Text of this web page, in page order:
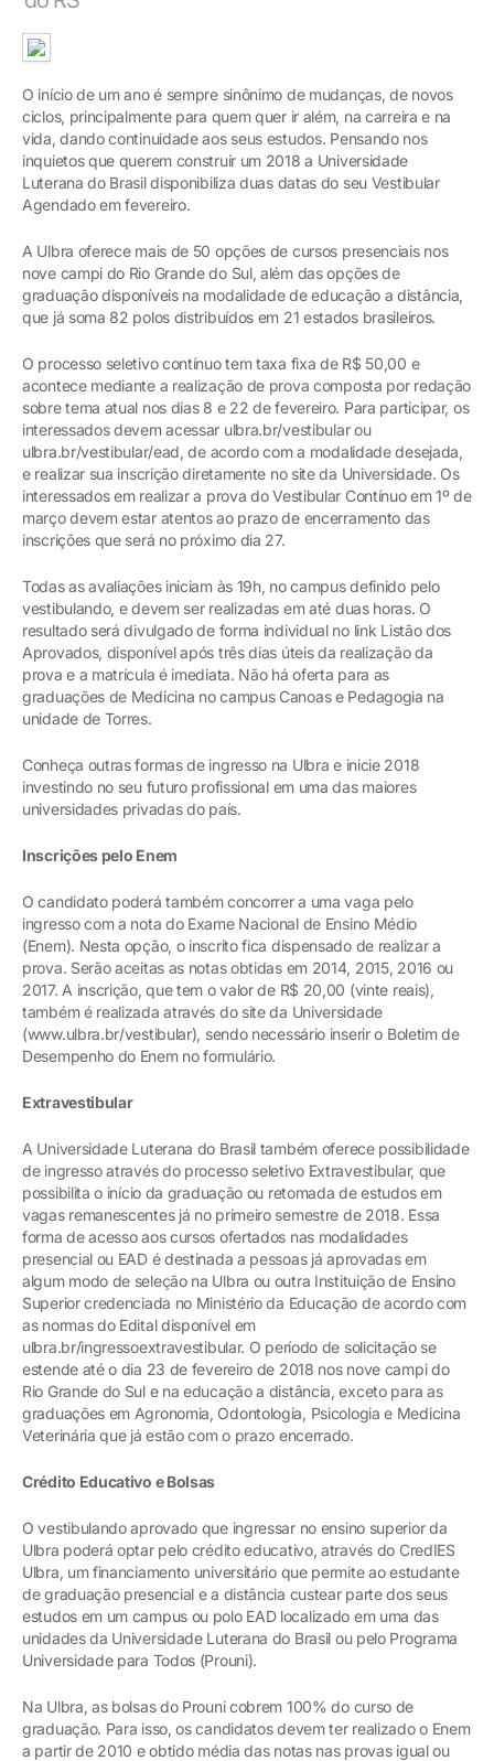
O início de um ano é sempre sinônimo de mudanças, de novos
ciclos, principalmente para quem quer ir além, na carreira e na
vida, dando continuidade aos seus estudos. Pensando nos
inquietos que querem construir um 2018 a Universidade
Luterana do Brasil disponibiliza duas datas do seu Vestibular
Agendado em fevereiro.
A Ulbra oferece mais de 50 opções de cursos presenciais nos
nove campi do Rio Grande do Sul, além das opções de
graduação disponíveis na modalidade de educação a distância,
que já soma 82 polos distribuídos em 21 estados brasileiros.
O processo seletivo contínuo tem taxa fixa de R$ 50,00 e
acontece mediante a realização de prova composta por redação
sobre tema atual nos dias 8 e 22 de fevereiro. Para participar, os
interessados devem acessar ulbra.br/vestibular ou
ulbra.br/vestibular/ead, de acordo com a modalidade desejada,
e realizar sua inscrição diretamente no site da Universidade. Os
interessados em realizar a prova do Vestibular Contínuo em 1º de
março devem estar atentos ao prazo de encerramento das
inscrições que será no próximo dia 27.
Todas as avaliações iniciam às 19h, no campus definido pelo
vestibulando, e devem ser realizadas em até duas horas. O
resultado será divulgado de forma individual no link Listão dos
Aprovados, disponível após três dias úteis da realização da
prova e a matrícula é imediata. Não há oferta para as
graduações de Medicina no campus Canoas e Pedagogia na
unidade de Torres.
Conheça outras formas de ingresso na Ulbra e inicie 2018
investindo no seu futuro profissional em uma das maiores
universidades privadas do país.
Inscrições pelo Enem
O candidato poderá também concorrer a uma vaga pelo
ingresso com a nota do Exame Nacional de Ensino Médio
(Enem). Nesta opção, o inscrito fica dispensado de realizar a
prova. Serão aceitas as notas obtidas em 2014, 2015, 2016 ou
2017. A inscrição, que tem o valor de R$ 20,00 (vinte reais),
também é realizada através do site da Universidade
(www.ulbra.br/vestibular), sendo necessário inserir o Boletim de
Desempenho do Enem no formulário.
Extravestibular
A Universidade Luterana do Brasil também oferece possibilidade
de ingresso através do processo seletivo Extravestibular, que
possibilita o início da graduação ou retomada de estudos em
vagas remanescentes já no primeiro semestre de 2018. Essa
forma de acesso aos cursos ofertados nas modalidades
presencial ou EAD é destinada a pessoas já aprovadas em
algum modo de seleção na Ulbra ou outra Instituição de Ensino
Superior credenciada no Ministério da Educação de acordo com
as normas do Edital disponível em
ulbra.br/ingressoextravestibular. O período de solicitação se
estende até o dia 23 de fevereiro de 2018 nos nove campi do
Rio Grande do Sul e na educação a distância, exceto para as
graduações em Agronomia, Odontologia, Psicologia e Medicina
Veterinária que já estão com o prazo encerrado.
Crédito Educativo e Bolsas
O vestibulando aprovado que ingressar no ensino superior da
Ulbra poderá optar pelo crédito educativo, através do CredIES
Ulbra, um financiamento universitário que permite ao estudante
de graduação presencial e a distância custear parte dos seus
estudos em um campus ou polo EAD localizado em uma das
unidades da Universidade Luterana do Brasil ou pelo Programa
Universidade para Todos (Prouni).
Na Ulbra, as bolsas do Prouni cobrem 100% do curso de
graduação. Para isso, os candidatos devem ter realizado o Enem
a partir de 2010 e obtido média das notas nas provas igual ou